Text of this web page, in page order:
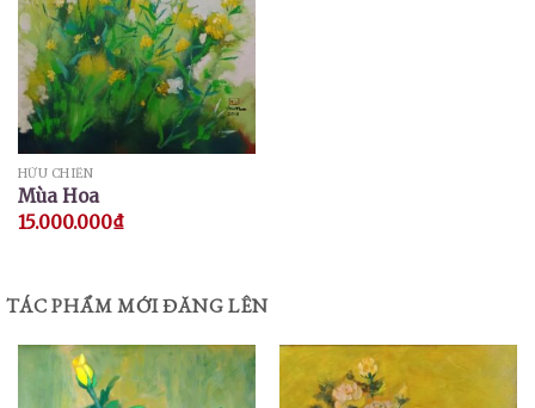
HỮU CHIẾN
Mùa Hoa
15.000.000₫
TÁC PHẨM MỚI ĐĂNG LÊN